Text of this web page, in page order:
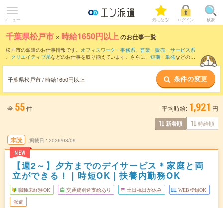
メニュー 気になる! ログイン 検索
千葉県松戸市 × 時給1650円以上のお仕事一覧
松戸市の派遣のお仕事情報です。 オフィスワーク・事務系、 営業・販売・サービス系
、 クリエイティブ系などのお仕事を取り揃えています。さらに、 短期 ・ 単発などの期
千葉県松戸市 / 時給1650円以上 条件の変更
全 55件 平均時給: 1,921 円
新着順 時給順
未読
NEW
掲載日 2026/08/09
【週2～】夕方までのデイサービス＊家庭と両
立ができる！｜時短OK｜扶養内勤務OK
職種未経験OK 交通費別途支給あり 土日祝日が休み WEB登録OK
派遣